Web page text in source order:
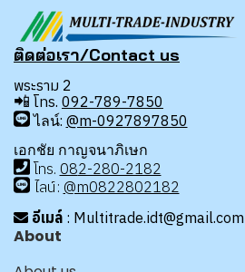
ติดต่อเรา/Contact us
พระราม 2
📲 โทร. 092-789-7850
ไลน์: @m-0927897850
เอกชัย กาญจนาภิเษก
โทร. 082-280-2182
ไลน์: @m0822802182
อีเมล์ : Multitrade.idt@gmail.com
About